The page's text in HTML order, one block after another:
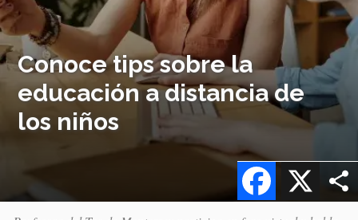
Conoce tips sobre la
educación a distancia de
los niños
X
Facebook